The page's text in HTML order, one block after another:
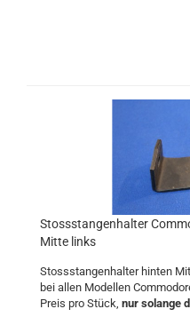
Stossstangenhalter
Mitte links
Stossstangenhalter hinten
bei allen Modellen
Preis pro Stück, nur solange